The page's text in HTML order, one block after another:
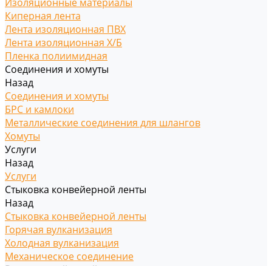
Киперная лента
Лента изоляционная ПВХ
Лента изоляционная Х/Б
Пленка полиимидная
Соединения и хомуты
Назад
Соединения и хомуты
БРС и камлоки
Металлические соединения для шлангов
Хомуты
Услуги
Назад
Услуги
Стыковка конвейерной ленты
Назад
Стыковка конвейерной ленты
Горячая вулканизация
Холодная вулканизация
Механическое соединение